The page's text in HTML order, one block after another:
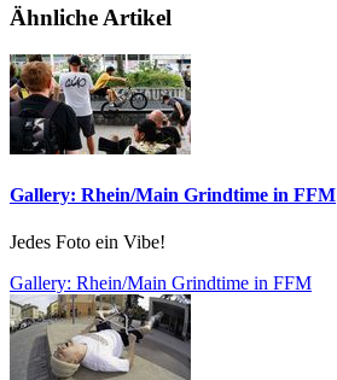
Ähnliche Artikel
Gallery: Rhein/Main Grindtime in FFM
Jedes Foto ein Vibe!
Gallery: Rhein/Main Grindtime in FFM